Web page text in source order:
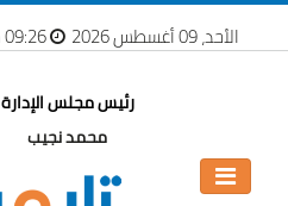
الأحد، 09 أغسطس 2026 09:26 ص
رئيس مجلس الإدارة
محمد نجيب